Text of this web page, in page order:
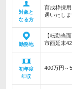
対象と
なる方
育成枠採
遇いたし
勤務地
【転勤当
市西延末
初年度
年収
400万円～